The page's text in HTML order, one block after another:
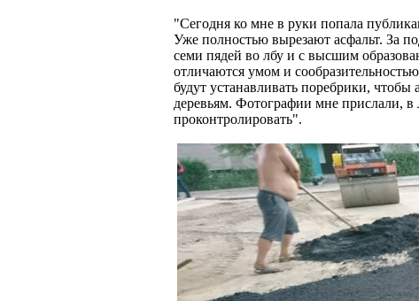
"Сегодня ко мне в руки попала
Уже полностью вырезают асфальт. За
семи пядей во лбу и с высшим
отличаются умом и
будут устанавливать поребрики,
деревьям. Фотографии мне прислали,
проконтролировать".